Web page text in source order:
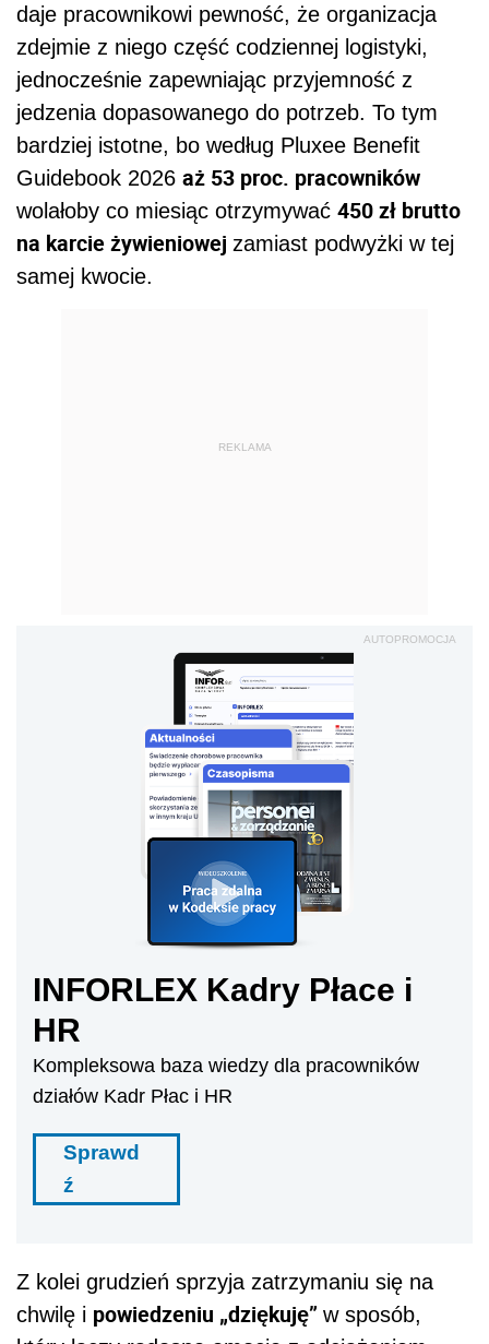
daje pracownikowi pewność, że organizacja
zdejmie z niego część codziennej logistyki,
jednocześnie zapewniając przyjemność z
jedzenia dopasowanego do potrzeb. To tym
bardziej istotne, bo według Pluxee Benefit
Guidebook 2026 aż 53 proc. pracowników
wolałoby co miesiąc otrzymywać 450 zł brutto
na karcie żywieniowej zamiast podwyżki w tej
samej kwocie.
REKLAMA
AUTOPROMOCJA
INFORLEX Kadry Płace i
HR
Kompleksowa baza wiedzy dla pracowników
działów Kadr Płac i HR
Sprawd
ź
Z kolei grudzień sprzyja zatrzymaniu się na
chwilę i powiedzeniu „dziękuję” w sposób,